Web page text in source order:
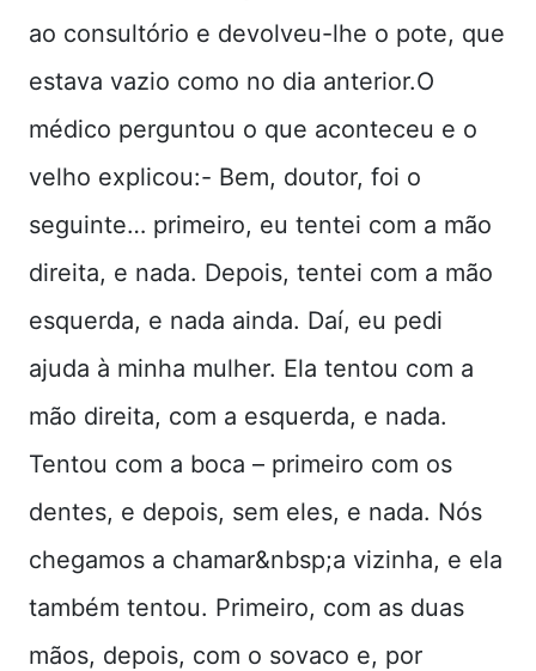
ao consultório e devolveu-lhe o pote, que
estava vazio como no dia anterior.O
médico perguntou o que aconteceu e o
velho explicou:- Bem, doutor, foi o
seguinte… primeiro, eu tentei com a mão
direita, e nada. Depois, tentei com a mão
esquerda, e nada ainda. Daí, eu pedi
ajuda à minha mulher. Ela tentou com a
mão direita, com a esquerda, e nada.
Tentou com a boca – primeiro com os
dentes, e depois, sem eles, e nada. Nós
chegamos a chamar&nbsp;a vizinha, e ela
também tentou. Primeiro, com as duas
mãos, depois, com o sovaco e, por